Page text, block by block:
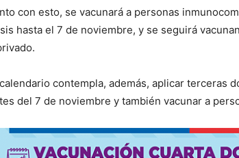
con esto, se vacunará a personas
hasta el 7 de noviembre, y se seguirá
contempla, además, aplicar terceras
del 7 de noviembre y también vacunar a